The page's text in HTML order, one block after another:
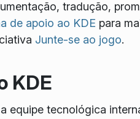
tradução,
de apoio ao KDE para
Junte-se ao jogo.
KDE
equipe tecnológica